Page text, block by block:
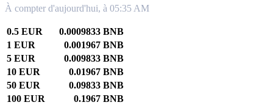
À compter d'aujourd'hui, à 05:35 AM
0.5 EUR
0.0009833 BNB
1 EUR
0.001967 BNB
5 EUR
0.009833 BNB
10 EUR
0.01967 BNB
50 EUR
0.09833 BNB
100 EUR
0.1967 BNB